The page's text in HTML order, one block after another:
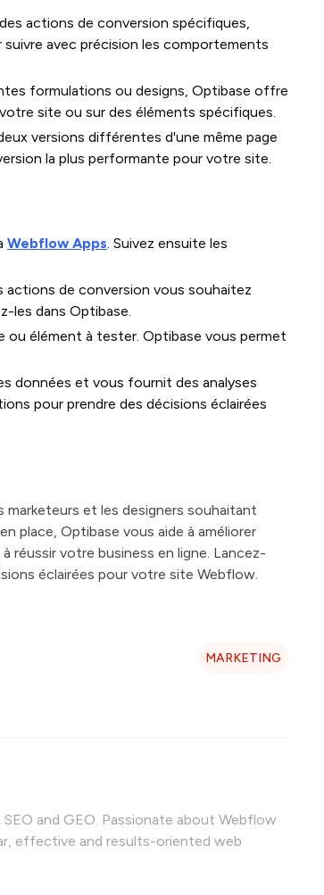
actions de conversion spécifiques,
avec précision les comportements
formulations ou designs, Optibase offre
site ou sur des éléments spécifiques.
versions différentes d'une même page
la plus performante pour votre site.
Webflow Apps. Suivez ensuite les
actions de conversion vous souhaitez
les dans Optibase.
élément à tester. Optibase vous permet
données et vous fournit des analyses
pour prendre des décisions éclairées
et les designers souhaitant
place, Optibase vous aide à améliorer
réussir votre business en ligne. Lancez-
éclairées pour votre site Webflow.
MARKETING
and GEO. Passionate about Webflow
effective and results-oriented web